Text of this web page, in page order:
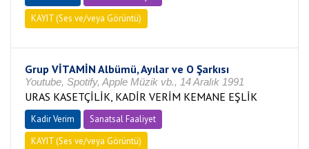
KAYIT (Ses ve/veya Görüntü)
Grup VİTAMİN Albümü, Ayılar ve O Şarkısı
Youtube, Spotify, Apple Müzik vb., 14 Aralık 1991
URAS KASETÇİLİK, KADİR VERİM KEMANE EŞLİK
Kadir Verim
Sanatsal Faaliyet
KAYIT (Ses ve/veya Görüntü)